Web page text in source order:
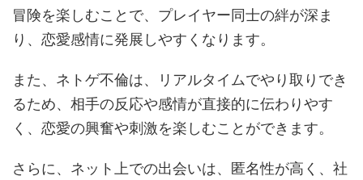
冒険を楽しむことで、プレイヤー同士の絆が深ま
り、恋愛感情に発展しやすくなります。
また、ネトゲ不倫は、リアルタイムでやり取りでき
るため、相手の反応や感情が直接的に伝わりやす
く、恋愛の興奮や刺激を楽しむことができます。
さらに、ネット上での出会いは、匿名性が高く、社